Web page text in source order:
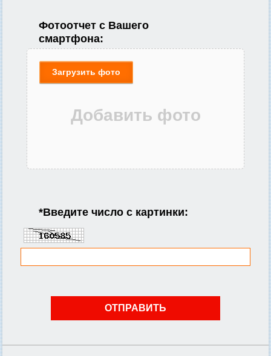
Фотоотчет с Вашего
смартфона:
Загрузить фото
*Введите число с картинки: